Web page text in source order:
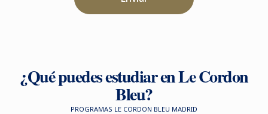
¿Qué puedes estudiar en Le Cordon
Bleu?
PROGRAMAS LE CORDON BLEU MADRID